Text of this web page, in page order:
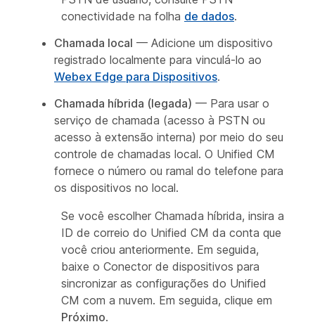
conectividade na folha de dados.
Chamada local — Adicione um dispositivo
registrado localmente para vinculá-lo ao
Webex Edge para Dispositivos.
Chamada híbrida (legada) — Para usar o
serviço de chamada (acesso à PSTN ou
acesso à extensão interna) por meio do seu
controle de chamadas local. O Unified CM
fornece o número ou ramal do telefone para
os dispositivos no local.
Se você escolher Chamada híbrida, insira a
ID de correio do Unified CM da conta que
você criou anteriormente. Em seguida,
baixe o Conector de dispositivos para
sincronizar as configurações do Unified
CM com a nuvem. Em seguida, clique em
Próximo.